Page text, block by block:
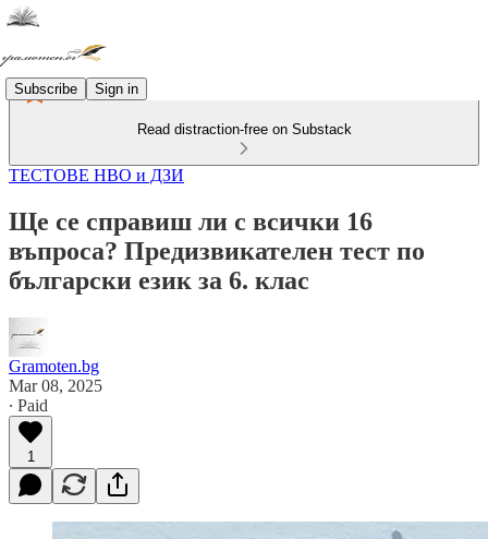
Subscribe Sign in
Read distraction-free on Substack
ТЕСТОВЕ НВО и ДЗИ
Ще се справиш ли с всички 16
въпроса? Предизвикателен тест по
български език за 6. клас
Gramoten.bg
Mar 08, 2025
∙ Paid
1